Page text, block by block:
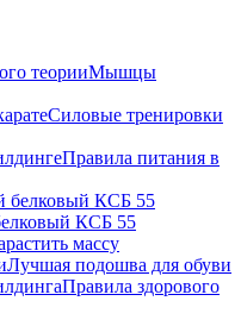
Мышцы
Силовые тренировки
Правила питания в
КСБ 55
массу
Лучшая подошва для обуви
Правила здорового